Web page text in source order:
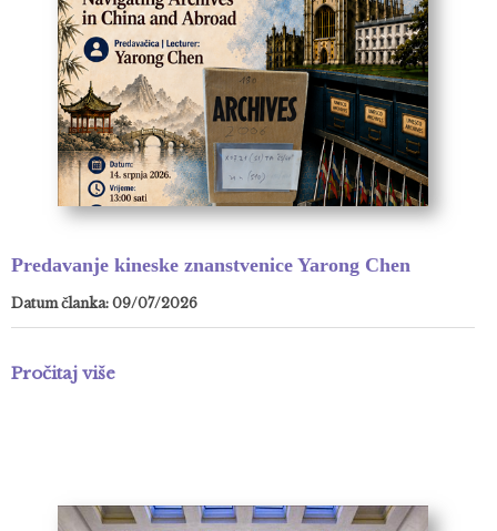
Predavanje kineske znanstvenice Yarong Chen
Datum članka: 09/07/2026
Pročitaj više